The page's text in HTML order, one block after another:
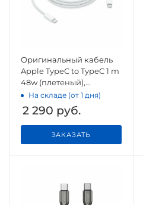
Оригинальный кабель
Apple TypeC to TypeC 1 m
48w (плетеный),
оригинал
На складе (от 1 дня)
2 290 руб.
ЗАКАЗАТЬ